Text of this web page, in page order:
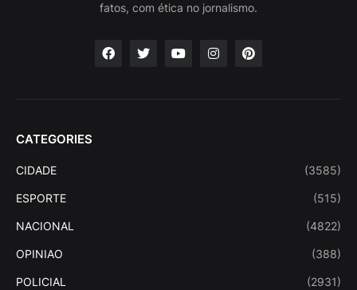
fatos, com ética no jornalismo.
CATEGORIES
CIDADE (3585)
ESPORTE (515)
NACIONAL (4822)
OPINIAO (388)
POLICIAL (2931)